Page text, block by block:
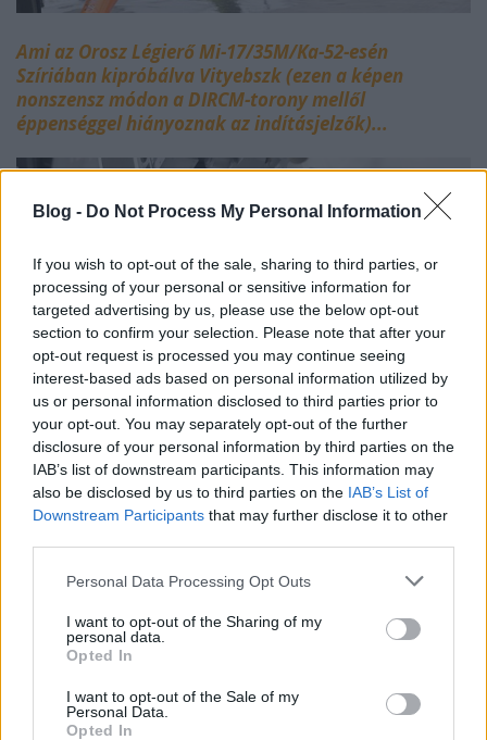
Blog - Do Not Process My Personal Information
If you wish to opt-out of the sale, sharing to third parties, or
processing of your personal or sensitive information for
targeted advertising by us, please use the below opt-out
section to confirm your selection. Please note that after your
opt-out request is processed you may continue seeing
interest-based ads based on personal information utilized by
us or personal information disclosed to third parties prior to
your opt-out. You may separately opt-out of the further
disclosure of your personal information by third parties on the
IAB’s list of downstream participants. This information may
also be disclosed by us to third parties on the IAB’s List of
Downstream Participants that may further disclose it to other
Please note that this website/app uses one or more Google
not limited to your visit or usage behaviour. You may click to
grant or deny consent to Google and its third-party tags to
use your data for below specified purposes in below Google
consent section.
Personal Data Processing Opt Outs
I want to opt-out of the Sharing of my
personal data.
Opted In
I want to opt-out of the Sale of my
Personal Data.
Opted In
Ami az Orosz Légierő Mi-17/35M/Ka-52-esén
Szíriában kipróbálva Vityebszk (ezen a képen
nonszensz módon a DIRCM-torony mellől
éppenséggel hiányoznak az indításjelzők)...
...az a KRET pavilonjában, vitrinbe zárva Prezidenszt-
Sz. De legalább látjuk "nyitva".